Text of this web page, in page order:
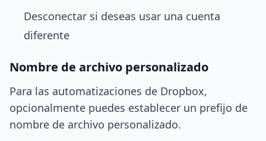
Desconectar si deseas usar una cuenta
diferente
Nombre de archivo personalizado
Para las automatizaciones de Dropbox,
opcionalmente puedes establecer un prefijo de
nombre de archivo personalizado.